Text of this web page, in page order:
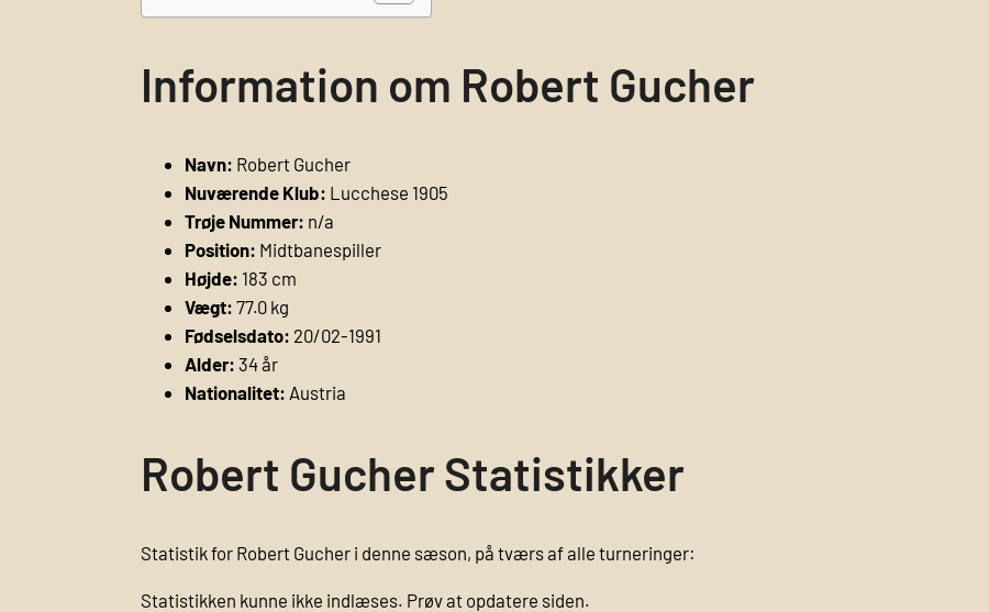
Information om Robert Gucher
Navn: Robert Gucher
Nuværende Klub: Lucchese 1905
Trøje Nummer: n/a
Position: Midtbanespiller
Højde: 183 cm
Vægt: 77.0 kg
Fødselsdato: 20/02-1991
Alder: 34 år
Nationalitet: Austria
Robert Gucher Statistikker
Statistik for Robert Gucher i denne sæson, på tværs af alle turneringer:
Statistikken kunne ikke indlæses. Prøv at opdatere siden.